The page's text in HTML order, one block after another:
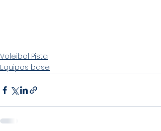
Voleibol Pista
Equipos base